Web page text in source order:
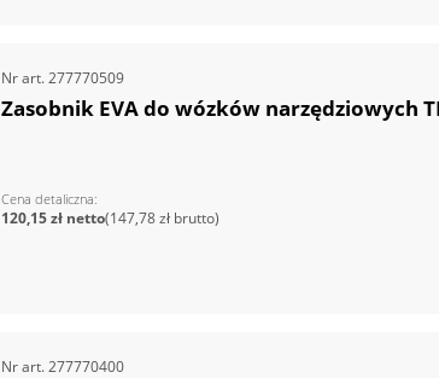
Nr art. 277770509
Zasobnik EVA do wózków narzędziowych
Cena detaliczna
147,78 zł
120,15 zł
Nr art. 277770400